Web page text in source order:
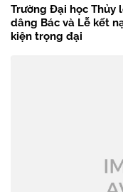
Trường Đại học Thủy
dâng Bác và Lễ kết
kiện trọng đại